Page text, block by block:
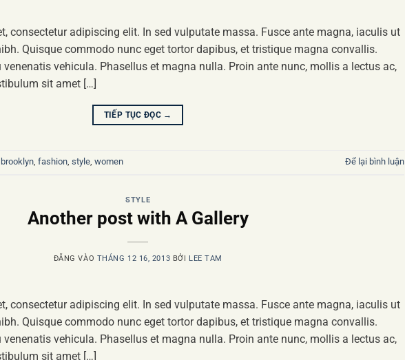
consectetur adipiscing elit. In sed vulputate massa. Fusce ante magna, iaculis ut
Quisque commodo nunc eget tortor dapibus, et tristique magna convallis.
venenatis vehicula. Phasellus et magna nulla. Proin ante nunc, mollis a lectus ac,
sit amet […]
TIẾP TỤC ĐỌC →
brooklyn fashion style women Để lại bình luận
STYLE
Another post with A Gallery
ĐĂNG VÀO THÁNG 12 16, 2013 BỞI LEE TAM
consectetur adipiscing elit. In sed vulputate massa. Fusce ante magna, iaculis ut
Quisque commodo nunc eget tortor dapibus, et tristique magna convallis.
venenatis vehicula. Phasellus et magna nulla. Proin ante nunc, mollis a lectus ac,
sit amet […]